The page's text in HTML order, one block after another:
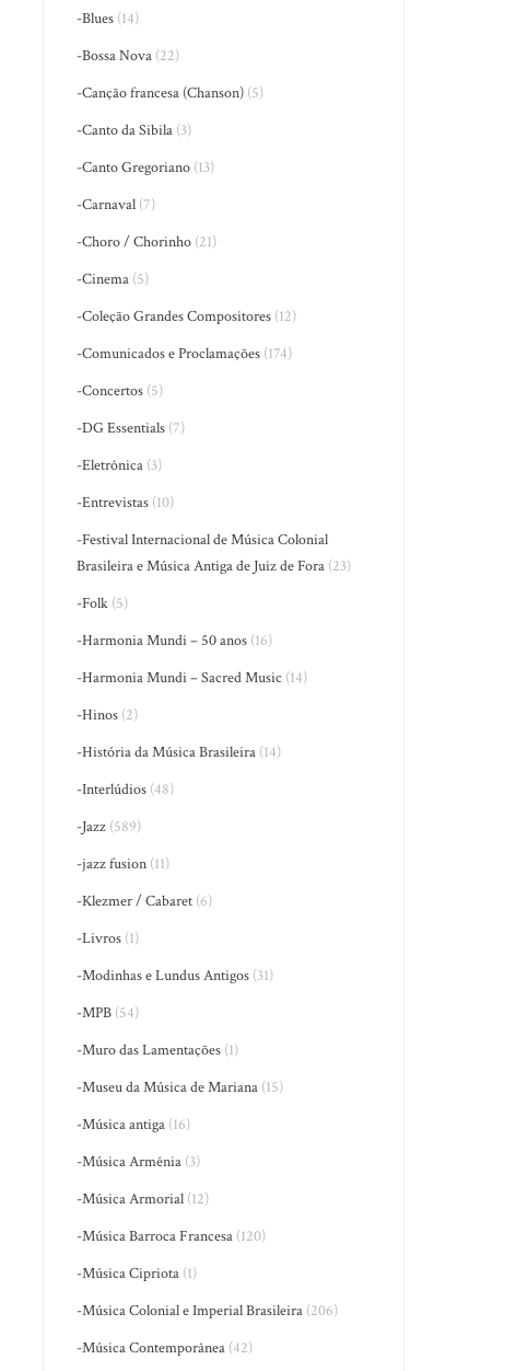
-Blues (14)
-Bossa Nova (22)
-Canção francesa (Chanson) (5)
-Canto da Sibila (3)
-Canto Gregoriano (13)
-Carnaval (7)
-Choro / Chorinho (21)
-Cinema (5)
-Coleção Grandes Compositores (12)
-Comunicados e Proclamações (174)
-Concertos (5)
-DG Essentials (7)
-Eletrônica (3)
-Entrevistas (10)
-Festival Internacional de Música Colonial
Brasileira e Música Antiga de Juiz de Fora (23)
-Folk (5)
-Harmonia Mundi – 50 anos (16)
-Harmonia Mundi – Sacred Music (14)
-Hinos (2)
-História da Música Brasileira (14)
-Interlúdios (48)
-Jazz (589)
-jazz fusion (11)
-Klezmer / Cabaret (6)
-Livros (1)
-Modinhas e Lundus Antigos (31)
-MPB (54)
-Muro das Lamentações (1)
-Museu da Música de Mariana (15)
-Música antiga (16)
-Música Armênia (3)
-Música Armorial (12)
-Música Barroca Francesa (120)
-Música Cipriota (1)
-Música Colonial e Imperial Brasileira (206)
-Música Contemporânea (42)